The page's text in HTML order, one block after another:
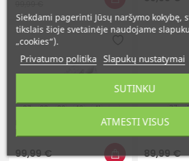
37 38 39 40 41 ...
Rieker moteriški sportiniai
99,99 €
37
Rieker
89,99 €
Siekdami pagerinti Jūsų naršymo kokybę,
tikslais šioje svetainėje naudojame
„cookies“).
Privatumo politika Slapukų nustatymai
ATMESTI VISUS
SUTINKU